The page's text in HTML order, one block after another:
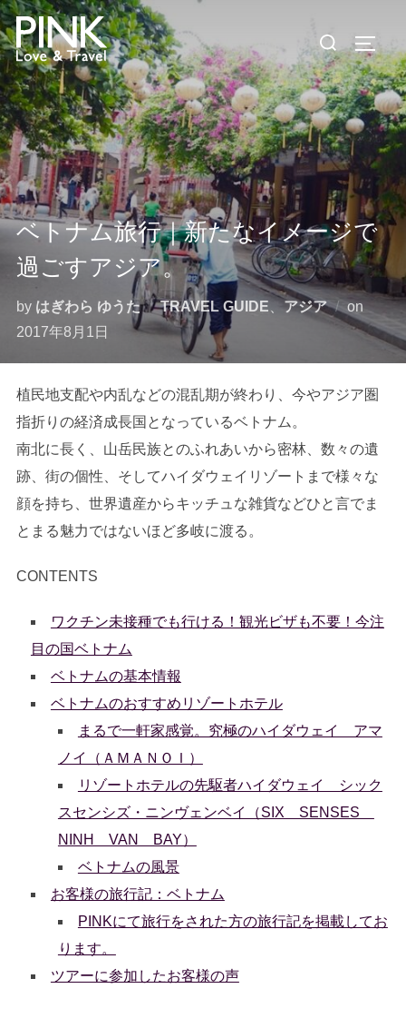
コ
ン
テ
ン
ツ
へ
ス
キ
ッ
検
索
対
象:
サイド
ベトナム旅行｜新たなイメージで
過ごすアジア。
by はぎわら ゆうた TRAVEL GUIDE 、アジア on投
稿
2017年8月1日
植民地支配や内乱などの混乱期が終わり、今やアジア圏
指折りの経済成長国となっているベトナム。
南北に長く、山岳民族とのふれあいから密林、数々の遺
跡、街の個性、そしてハイダウェイリゾートまで様々な
顔を持ち、世界遺産からキッチュな雑貨などひと言でま
とまる魅力ではないほど多岐に渡る。
CONTENTS
ワクチン未接種でも行ける！観光ビザも不要！今注
目の国ベトナム
ベトナムの基本情報
ベトナムのおすすめリゾートホテル
まるで一軒家感覚。究極のハイダウェイ アマ
ノイ（ＡＭＡＮＯＩ）
リゾートホテルの先駆者ハイダウェイ シック
スセンシズ・ニンヴェンベイ（SIX SENSES
NINH VAN BAY）
ベトナムの風景
お客様の旅行記：ベトナム
PINKにて旅行をされた方の旅行記を掲載してお
ります。
ツアーに参加したお客様の声